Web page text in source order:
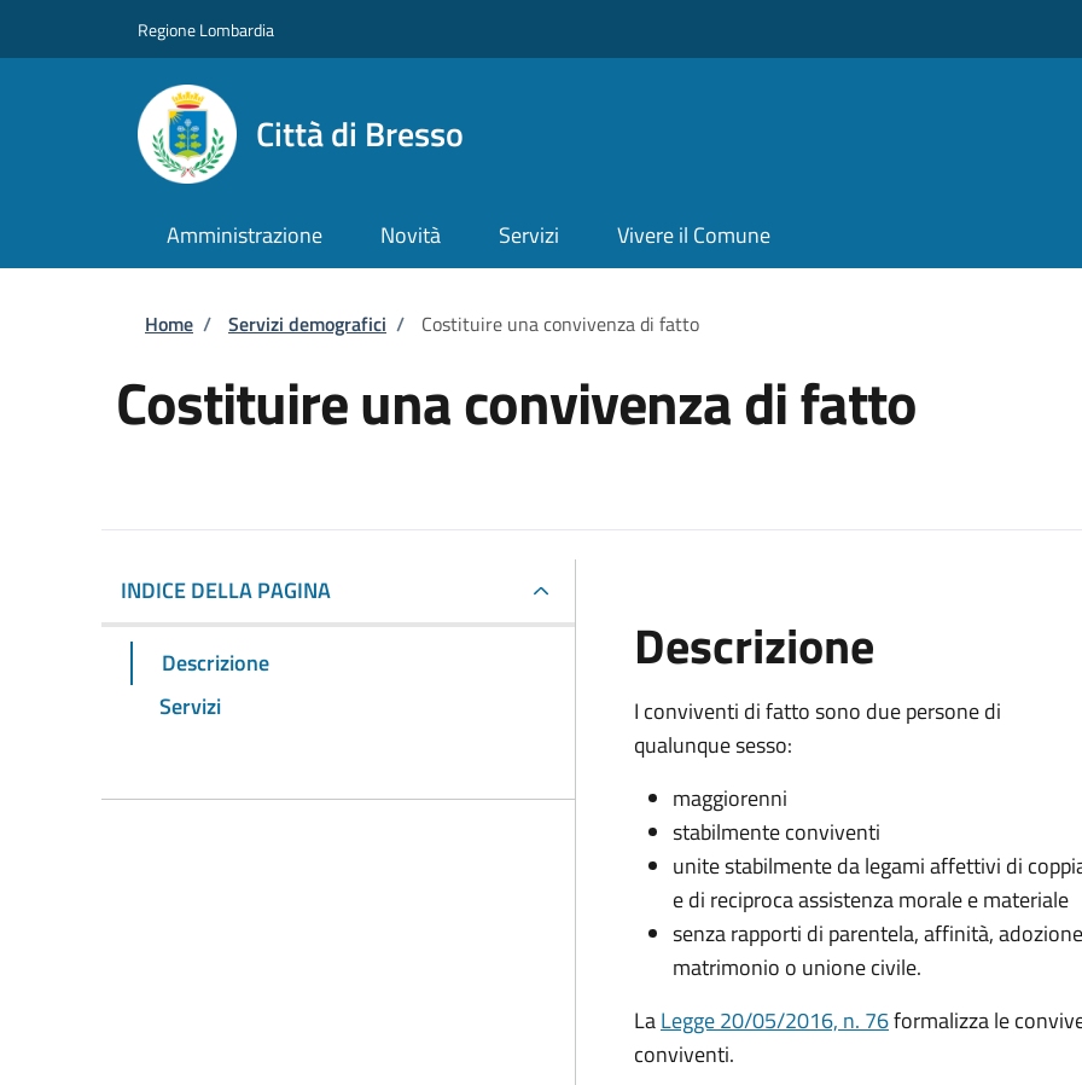
Regione Lombardia
Città di Bresso
Amministrazione Novità Servizi Vivere il Comune
Briciole di pane
Home / Servizi demografici / Costituire una convivenza di fatto
Costituire una convivenza di fatto
INDICE DELLA PAGINA
Descrizione
Servizi
Descrizione
I conviventi di fatto sono due persone di
qualunque sesso:
maggiorenni
stabilmente conviventi
unite stabilmente da legami affettivi di
e di reciproca assistenza morale e materiale
senza rapporti di parentela, affinità,
matrimonio o unione civile.
LaLegge 20/05/2016, n. 76formalizza le
conviventi.